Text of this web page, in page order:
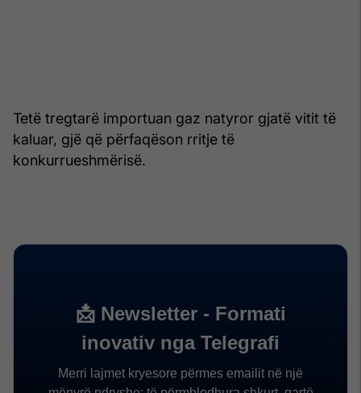
Tetë tregtarë importuan gaz natyror gjatë vitit të
kaluar, gjë që përfaqëson rritje të
konkurrueshmërisë.